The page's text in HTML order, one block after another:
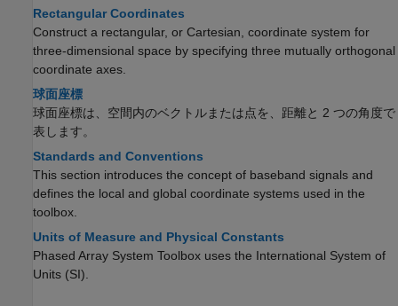
Rectangular Coordinates
Construct a rectangular, or Cartesian, coordinate system for
three-dimensional space by specifying three mutually orthogonal
coordinate axes.
球面座標
球面座標は、空間内のベクトルまたは点を、距離と 2 つの角度で
表します。
Standards and Conventions
This section introduces the concept of baseband signals and
defines the local and global coordinate systems used in the
toolbox.
Units of Measure and Physical Constants
Phased Array System Toolbox uses the International System of
Units (SI).